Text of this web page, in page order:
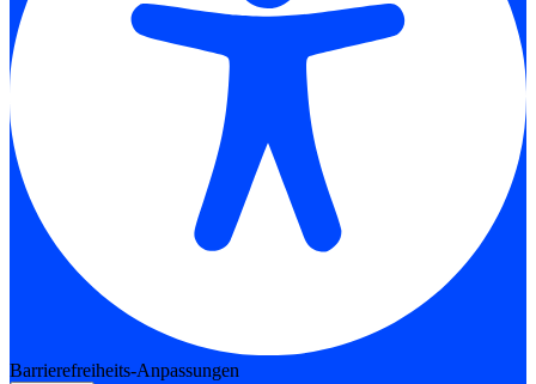
Barrierefreiheits-Anpassungen